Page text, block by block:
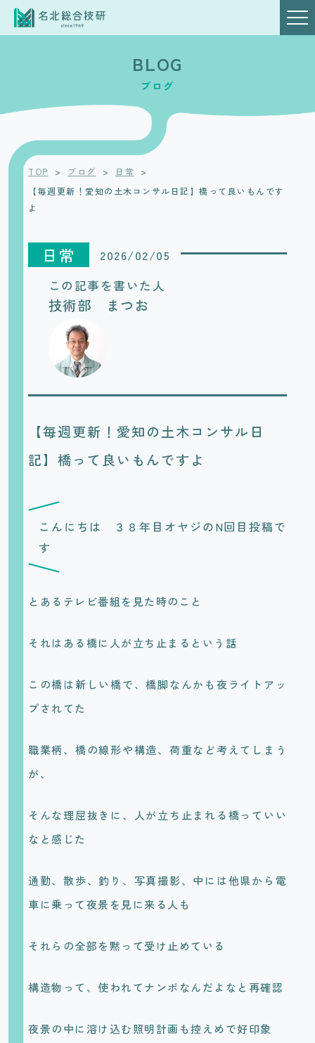
BLOG
ブログ
TOP > ブログ > 日常 >
【毎週更新！愛知の土木コンサル日記】橋って良いもんです
よ
日常
2026/02/05
この記事を書いた人
技術部 まつお
【毎週更新！愛知の土木コンサル日
記】橋って良いもんですよ
こんにちは ３８年目オヤジのN回目投稿で
す
とあるテレビ番組を見た時のこと
それはある橋に人が立ち止まるという話
この橋は新しい橋で、橋脚なんかも夜ライトアッ
プされてた
職業柄、橋の線形や構造、荷重など考えてしまう
が、
そんな理屈抜きに、人が立ち止まれる橋っていい
なと感じた
通勤、散歩、釣り、写真撮影、中には他県から電
車に乗って夜景を見に来る人も
それらの全部を黙って受け止めている
構造物って、使われてナンボなんだよなと再確認
夜景の中に溶け込む照明計画も控えめで好印象